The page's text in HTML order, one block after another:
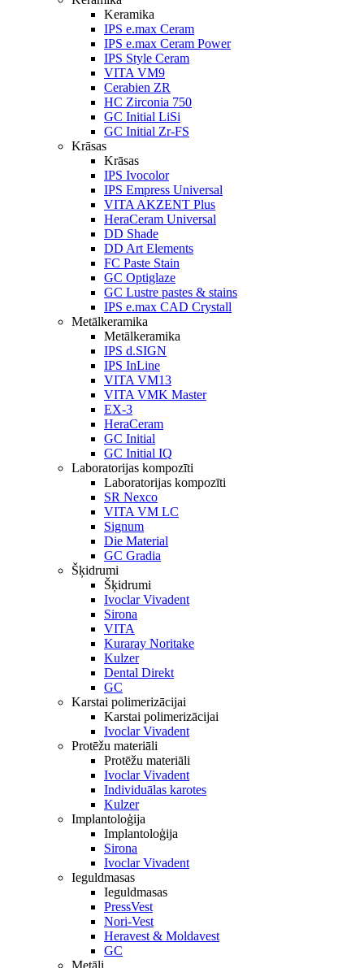
Keramika
IPS e.max Ceram
IPS e.max Ceram Power
IPS Style Ceram
VITA VM9
Cerabien ZR
HC Zirconia 750
GC Initial LiSi
GC Initial Zr-FS
Krāsas
Krāsas
IPS Ivocolor
IPS Empress Universal
VITA AKZENT Plus
HeraCeram Universal
DD Shade
DD Art Elements
FC Paste Stain
GC Optiglaze
GC Lustre pastes & stains
IPS e.max CAD Crystall
Metālkeramika
Metālkeramika
IPS d.SIGN
IPS InLine
VITA VM13
VITA VMK Master
EX-3
HeraCeram
GC Initial
GC Initial IQ
Laboratorijas kompozīti
Laboratorijas kompozīti
SR Nexco
VITA VM LC
Signum
Die Material
GC Gradia
Šķidrumi
Šķidrumi
Ivoclar Vivadent
Sirona
VITA
Kuraray Noritake
Kulzer
Dental Direkt
GC
Karstai polimerizācijai
Karstai polimerizācijai
Ivoclar Vivadent
Protēžu materiāli
Protēžu materiāli
Ivoclar Vivadent
Individuālas karotes
Kulzer
Implantoloģija
Implantoloģija
Sirona
Ivoclar Vivadent
Ieguldmasas
Ieguldmasas
PressVest
Nori-Vest
Heravest & Moldavest
GC
Metāli